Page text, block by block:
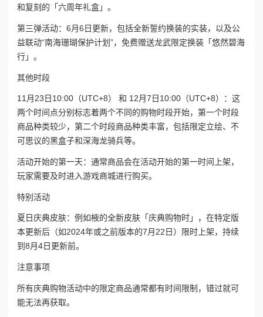
和复刻的「六周年礼盒」。
第三弹活动：6月6日更新，包括全新誓约换装的实装，以及公
益联动“南海珊瑚保护计划”，免费赠送龙武限定换装「悠然碧海
行」。
其他时段
11月23日10:00（UTC+8） 和 12月7日10:00（UTC+8）：这
两个时间点分别标志着两个不同的购物时段开始，第一个时段
商品种类较少，第二个时段商品种类丰富，包括限定立绘、不
可思议的黑盒子和深海龙骑兵等。
活动开始的第一天：通常商品会在活动开始的第一时间上架，
玩家需要及时进入游戏商城进行购买。
特别活动
夏日庆典皮肤：例如棭的全新皮肤「庆典购物时」，在特定版
本更新后（如2024年或之前版本的7月22日）限时上架，持续
到8月4日更新前。
注意事项
所有庆典购物活动中的限定商品通常都有时间限制，错过就可
能无法再获取。